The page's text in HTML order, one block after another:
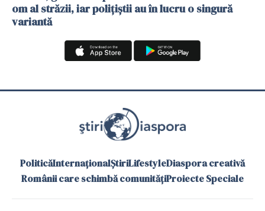
om al străzii, iar polițiștii au în lucru o singură
variantă
PoliticăInternaționalȘtiriLifestyleDiaspora creativă
Românii care schimbă comunitățiProiecte Speciale